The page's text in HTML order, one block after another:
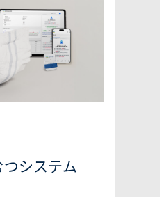
システム